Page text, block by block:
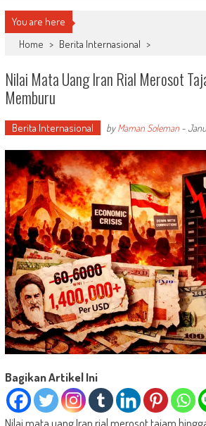
You are here
Home > Berita Internasional >
Nilai Mata Uang Iran Rial Merosot
Memburu
Berita Internasional byMaman Soleman-
Bagikan Artikel Ini